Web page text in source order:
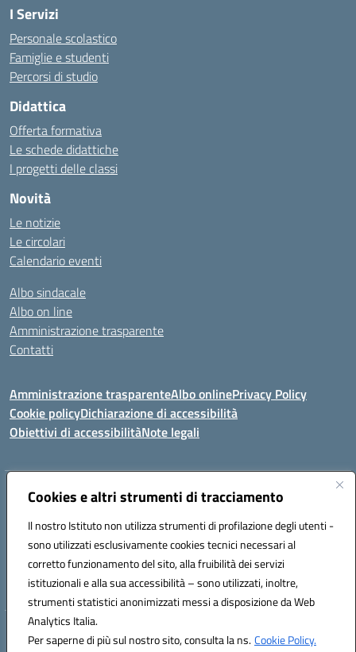
Cookies e altri strumenti di tracciamento
Il nostro Istituto non utilizza strumenti di profilazione degli utenti -
sono utilizzati esclusivamente cookies tecnici necessari al
corretto funzionamento del sito, alla fruibilità dei servizi
istituzionali e alla sua accessibilità – sono utilizzati, inoltre,
strumenti statistici anonimizzati messi a disposizione da Web
Analytics Italia.
Per saperne di più sul nostro sito, consulta la ns.Cookie Policy.
I Servizi
Personale scolastico
Famiglie e studenti
Percorsi di studio
Didattica
Offerta formativa
Le schede didattiche
I progetti delle classi
Novità
Le notizie
Le circolari
Calendario eventi
Albo sindacale
Albo on line
Amministrazione trasparente
Contatti
Amministrazione trasparenteAlbo onlinePrivacy Policy
Cookie policyDichiarazione di accessibilità
Obiettivi di accessibilitàNote legali
Indirizzo:Via Carducci Settimo San Pietro (CA)
Posta elettronica certificata (PEC):CAIC84700T@pec.istruzione.it
Codice fiscale: 92105840927
Codice meccanografico: CAIC84700T
Hosting & Powered by 3D Solution S.r.l.